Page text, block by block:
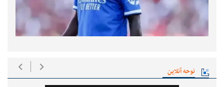
نوحه آنلاین